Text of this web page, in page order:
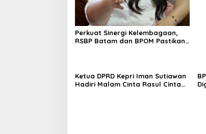
Perkuat Sinergi Kelembagaan,
RSBP Batam dan BPOM Pastikan
Ketua DPRD Kepri Iman Sutiawan
Hadiri Malam Cinta Rasul Cinta